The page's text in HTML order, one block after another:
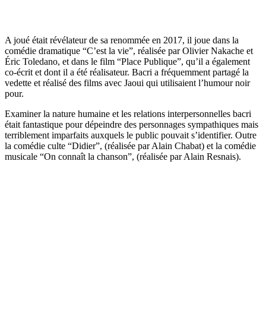
A joué était révélateur de sa renommée en 2017, il joue dans la
comédie dramatique “C’est la vie”, réalisée par Olivier Nakache et
Éric Toledano, et dans le film “Place Publique”, qu’il a également
co-écrit et dont il a été réalisateur. Bacri a fréquemment partagé la
vedette et réalisé des films avec Jaoui qui utilisaient l’humour noir
pour.
Examiner la nature humaine et les relations interpersonnelles bacri
était fantastique pour dépeindre des personnages sympathiques mais
terriblement imparfaits auxquels le public pouvait s’identifier. Outre
la comédie culte “Didier”, (réalisée par Alain Chabat) et la comédie
musicale “On connaît la chanson”, (réalisée par Alain Resnais).